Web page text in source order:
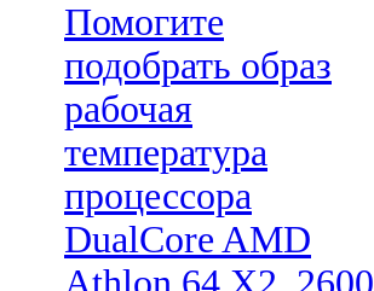
Помогите
подобрать образ
рабочая
температура
процессора
DualCore AMD